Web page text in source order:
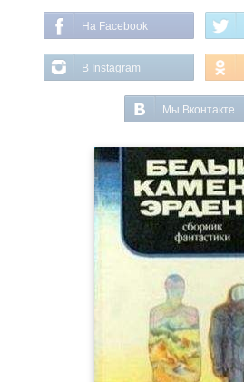
На Facebook
В Instagram
Мы Вконтакте